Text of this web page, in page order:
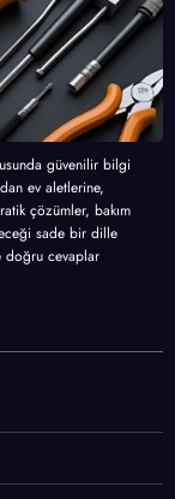
güvenilir bilgi
ev aletlerine,
çözümler, bakım
sade bir dille
doğru cevaplar